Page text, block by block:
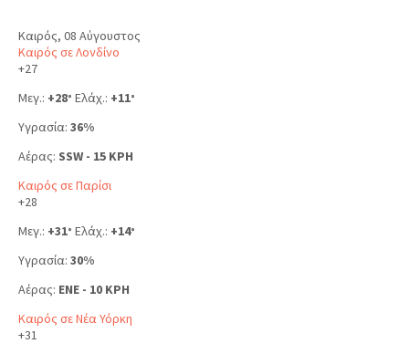
Καιρός, 08 Αύγουστος
Καιρός σε Λονδίνο
+27
Μεγ.: +28° Ελάχ.: +11°
Υγρασία: 36%
Αέρας: SSW - 15 KPH
Καιρός σε Παρίσι
+28
Μεγ.: +31° Ελάχ.: +14°
Υγρασία: 30%
Αέρας: ENE - 10 KPH
Καιρός σε Νέα Υόρκη
+31